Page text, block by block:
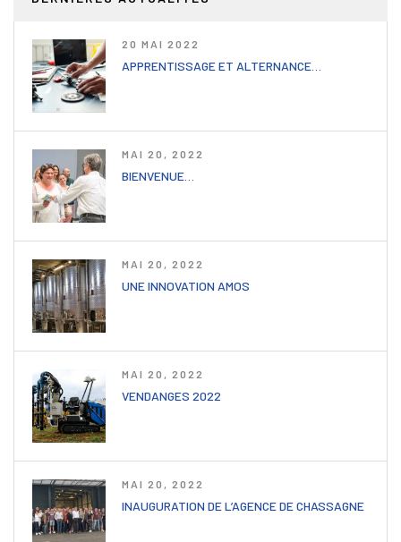
APPRENTISSAGE ET ALTERNANCE…
20 MAI 2022
BIENVENUE…
MAI 20, 2022
UNE INNOVATION AMOS
MAI 20, 2022
VENDANGES 2022
MAI 20, 2022
INAUGURATION DE L’AGENCE DE CHASSAGNE
MAI 20, 2022